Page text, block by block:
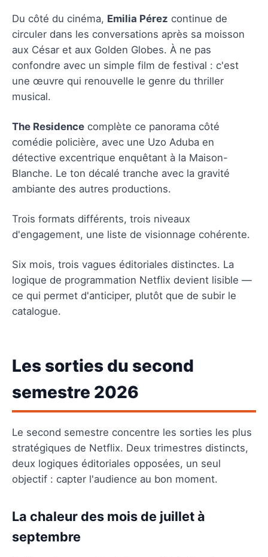
Du côté du cinéma, Emilia Pérez continue de
circuler dans les conversations après sa moisson
aux César et aux Golden Globes. À ne pas
confondre avec un simple film de festival : c'est
une œuvre qui renouvelle le genre du thriller
musical.
The Residence complète ce panorama côté
comédie policière, avec une Uzo Aduba en
détective excentrique enquêtant à la Maison-
Blanche. Le ton décalé tranche avec la gravité
ambiante des autres productions.
Trois formats différents, trois niveaux
d'engagement, une liste de visionnage cohérente.
Six mois, trois vagues éditoriales distinctes. La
logique de programmation Netflix devient lisible —
ce qui permet d'anticiper, plutôt que de subir le
catalogue.
Les sorties du second
semestre 2026
Le second semestre concentre les sorties les plus
stratégiques de Netflix. Deux trimestres distincts,
deux logiques éditoriales opposées, un seul
objectif : capter l'audience au bon moment.
La chaleur des mois de juillet à
septembre